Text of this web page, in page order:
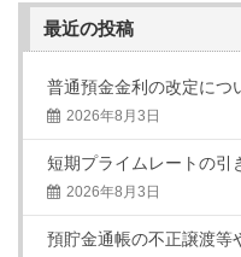
最近の投稿
普通預金金利の改定につ
2026年8月3日
短期プライムレートの引
2026年8月3日
預貯金通帳の不正譲渡等